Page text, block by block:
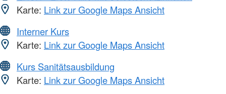
Karte: Link zur Google Maps Ansicht
Interner Kurs
Karte: Link zur Google Maps Ansicht
Kurs Sanitätsausbildung
Karte: Link zur Google Maps Ansicht